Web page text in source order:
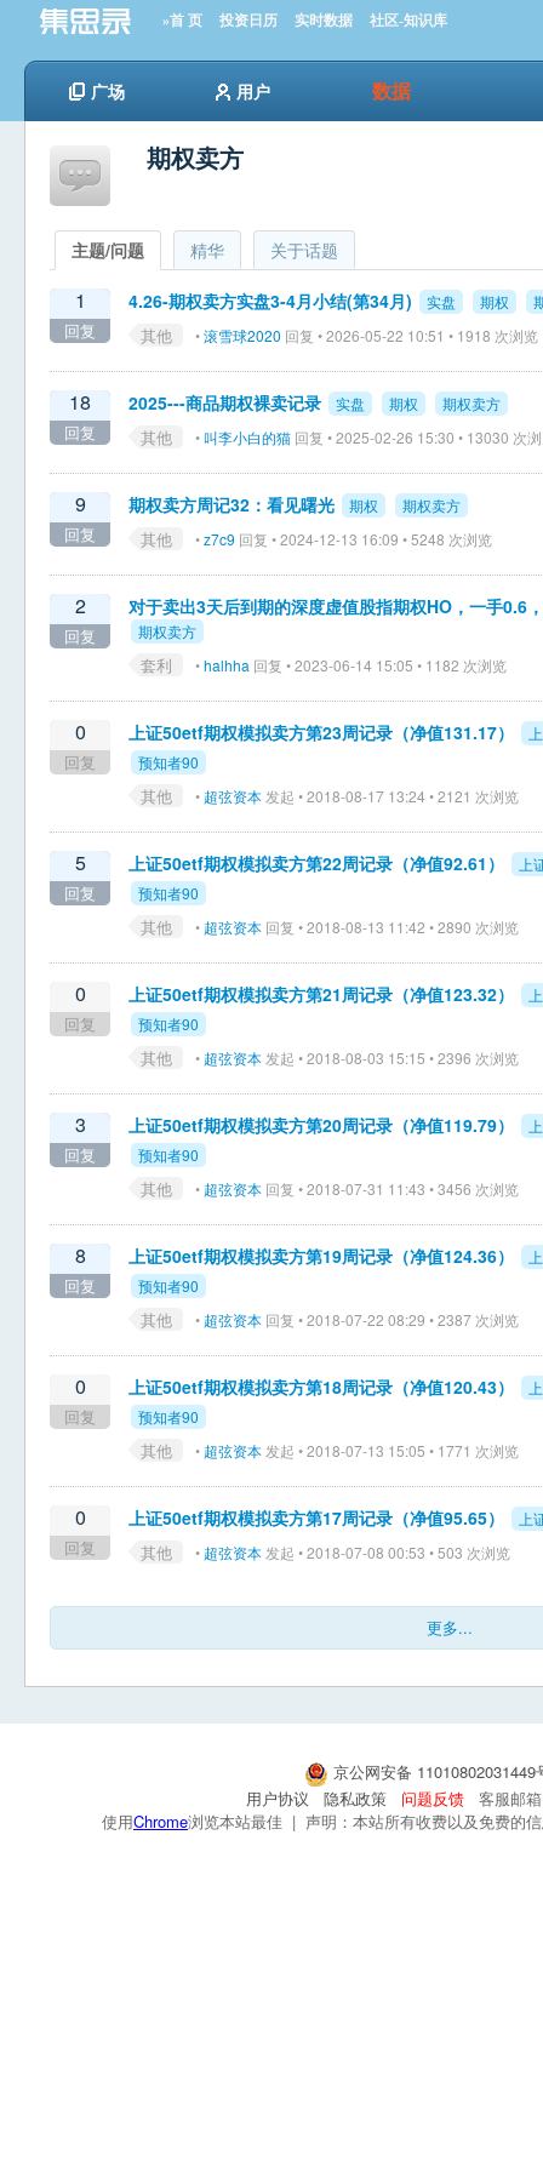
»首 页 投资日历 实时数据 社区-知识库
广场 用户 数据
期权卖方
主题/问题 精华 关于话题
1
回复
4.26-期权卖方实盘3-4月小结(第34月) 实盘 期权
其他 •滚雪球2020 回复 • 2026-05-22 10:51 • 1918 次浏览
18
回复
2025---商品期权裸卖记录 实盘 期权 期权卖方
其他 • 叫李小白的猫 回复 • 2025-02-26 15:30 • 13030 次
9
回复
期权卖方周记32：看见曙光 期权 期权卖方
其他 •z7c9 回复 • 2024-12-13 16:09 • 5248 次浏览
2
回复
对于卖出3天后到期的深度虚值股指期权HO，一手0.6
期权卖方
套利 •halhha 回复 • 2023-06-14 15:05 • 1182 次浏览
0
回复
上证50etf期权模拟卖方第23周记录（净值131.17）
预知者90
其他 • 超弦资本 发起 • 2018-08-17 13:24 • 2121 次浏览
5
回复
上证50etf期权模拟卖方第22周记录（净值92.61）
上
预知者90
其他 • 超弦资本 回复 • 2018-08-13 11:42 • 2890 次浏览
0
回复
上证50etf期权模拟卖方第21周记录（净值123.32）
预知者90
其他 • 超弦资本 发起 • 2018-08-03 15:15 • 2396 次浏览
3
回复
上证50etf期权模拟卖方第20周记录（净值119.79）
预知者90
其他 • 超弦资本 回复 • 2018-07-31 11:43 • 3456 次浏览
8
回复
上证50etf期权模拟卖方第19周记录（净值124.36）
预知者90
其他 • 超弦资本 回复 • 2018-07-22 08:29 • 2387 次浏览
0
回复
上证50etf期权模拟卖方第18周记录（净值120.43）
预知者90
其他 • 超弦资本 发起 • 2018-07-13 15:05 • 1771 次浏览
0
回复
上证50etf期权模拟卖方第17周记录（净值95.65） 上
其他 • 超弦资本 发起 • 2018-07-08 00:53 • 503 次浏览
更多...
京公网安备
用户协议
隐私政策 问题反馈
客服邮
使用Chrome浏览本站最佳 | 声明：本站所有收费以及免费的